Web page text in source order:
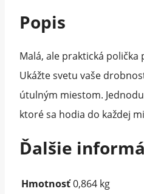
Popis
Malá, ale praktická polička
Ukážte svetu vaše
útulným miestom.
ktoré sa hodia do každej
Ďalšie
Hmotnosť0,864 kg